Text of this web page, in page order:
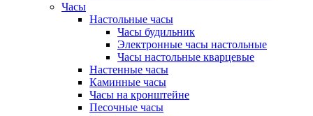
Часы
Настольные часы
Часы будильник
Электронные часы настольные
Часы настольные кварцевые
Настенные часы
Каминные часы
Часы на кронштейне
Песочные часы